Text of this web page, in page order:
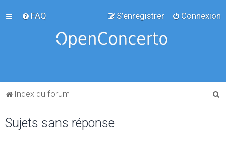
FAQ Connexion
S’enregistrer
Index du forum
Sujets sans réponse